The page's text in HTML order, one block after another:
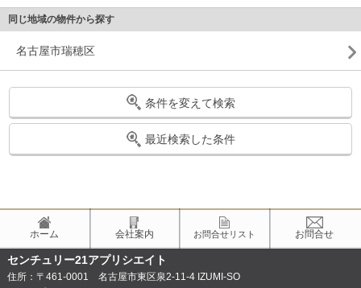
同じ地域の物件から探す
名古屋市瑞穂区
条件を変えて検索
最近検索した条件
ホーム 会社案内 お問合せリスト お問合せ
センチュリー21アプリシエイト
住所：〒461-0001 名古屋市東区泉2-11-4 IZUMI-SO